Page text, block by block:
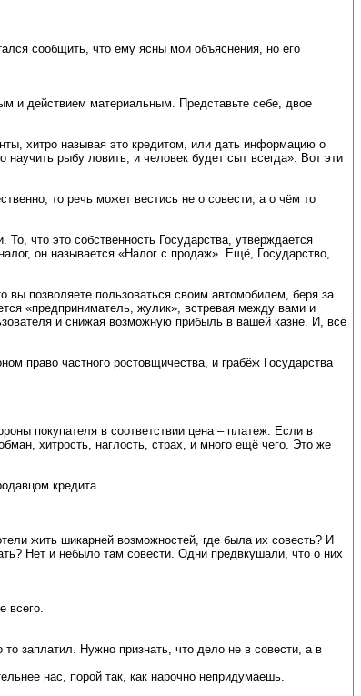
сообщить, что ему ясны мои объяснения, но его
и действием материальным. Представьте себе, двое
хитро называя это кредитом, или дать информацию о
рыбу ловить, и человек будет сыт всегда». Вот эти
то речь может вестись не о совести, а о чём то
что это собственность Государства, утверждается
он называется «Налог с продаж». Ещё, Государство,
вы позволяете пользоваться своим автомобилем, беря за
«предприниматель, жулик», встревая между вами и
и снижая возможную прибыль в вашей казне. И, всё
право частного ростовщичества, и грабёж Государства
покупателя в соответствии цена – платеж. Если в
хитрость, наглость, страх, и много ещё чего. Это же
кредита.
жить шикарней возможностей, где была их совесть? И
Нет и небыло там совести. Одни предвкушали, что о них
всего.
заплатил. Нужно признать, что дело не в совести, а в
нас, порой так, как нарочно непридумаешь.